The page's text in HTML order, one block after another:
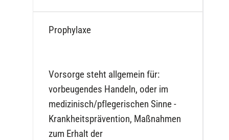
Prophylaxe
Vorsorge steht allgemein für:
vorbeugendes Handeln, oder im
medizinisch/pflegerischen Sinne -
Krankheitsprävention, Maßnahmen
zum Erhalt der